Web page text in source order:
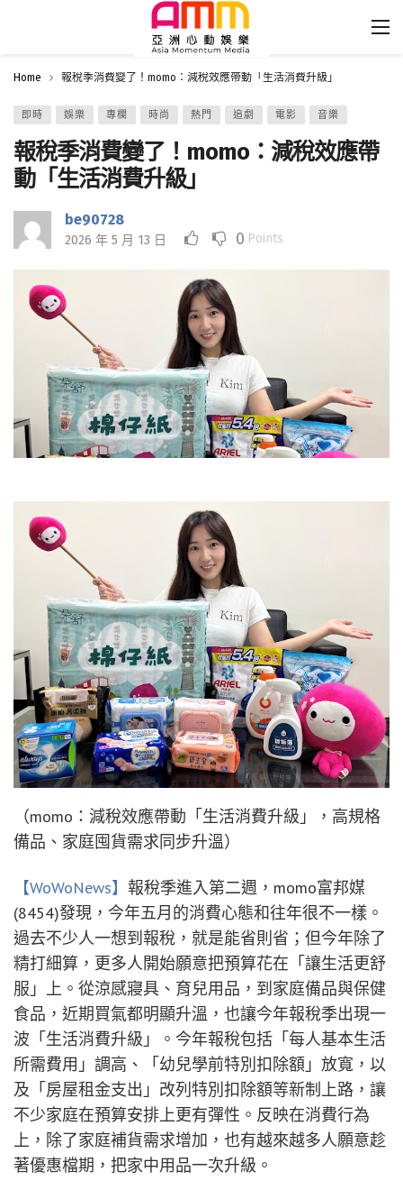
Home 報稅季消費變了！momo：減稅效應帶動「生活消費升級」
即時 娛樂 專欄 時尚 熱門 追劇 電影 音樂
報稅季消費變了！momo：減稅效應帶
動「生活消費升級」
be90728
2026 年 5 月 13 日 0 Points
（momo：減稅效應帶動「生活消費升級」，高規格
備品、家庭囤貨需求同步升溫）
【WoWoNews】 報稅季進入第二週，momo富邦媒
(8454)發現，今年五月的消費心態和往年很不一樣。
過去不少人一想到報稅，就是能省則省；但今年除了
精打細算，更多人開始願意把預算花在「讓生活更舒
服」上。從涼感寢具、育兒用品，到家庭備品與保健
食品，近期買氣都明顯升溫，也讓今年報稅季出現一
波「生活消費升級」。今年報稅包括「每人基本生活
所需費用」調高、「幼兒學前特別扣除額」放寬，以
及「房屋租金支出」改列特別扣除額等新制上路，讓
不少家庭在預算安排上更有彈性。反映在消費行為
上，除了家庭補貨需求增加，也有越來越多人願意趁
著優惠檔期，把家中用品一次升級。